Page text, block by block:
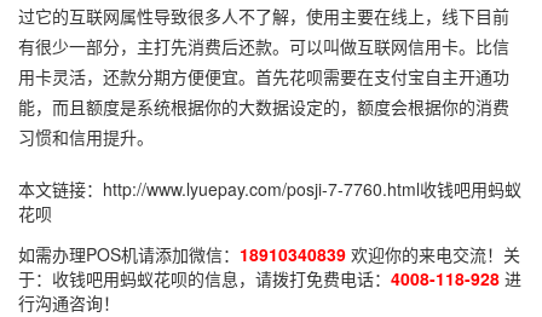
过它的互联网属性导致很多人不了解，使用主要在线上，线下目前
有很少一部分，主打先消费后还款。可以叫做互联网信用卡。比信
用卡灵活，还款分期方便便宜。首先花呗需要在支付宝自主开通功
能，而且额度是系统根据你的大数据设定的，额度会根据你的消费
习惯和信用提升。
本文链接： http://www.lyuepay.com/posji-7-7760.html收钱吧用蚂蚁
花呗
如需办理POS机请添加微信： 18910340839 欢迎你的来电交流！关
于： 收钱吧用蚂蚁花呗的信息，请拨打免费电话： 4008-118-928 进
行沟通咨询！